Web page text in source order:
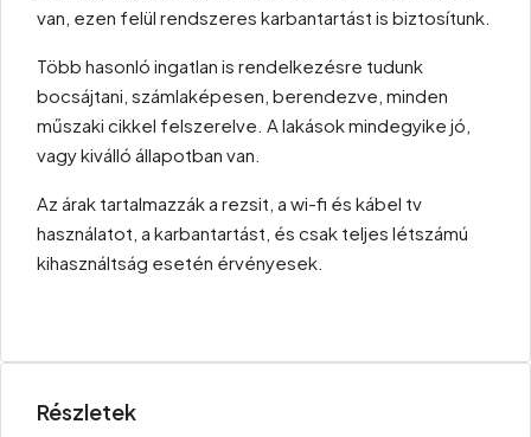
van, ezen felül rendszeres karbantartást is biztosítunk.
Több hasonló ingatlan is rendelkezésre tudunk
bocsájtani, számlaképesen, berendezve, minden
műszaki cikkel felszerelve. A lakások mindegyike jó,
vagy kiválló állapotban van.
Az árak tartalmazzák a rezsit, a wi-fi és kábel tv
használatot, a karbantartást, és csak teljes létszámú
kihasználtság esetén érvényesek.
Részletek